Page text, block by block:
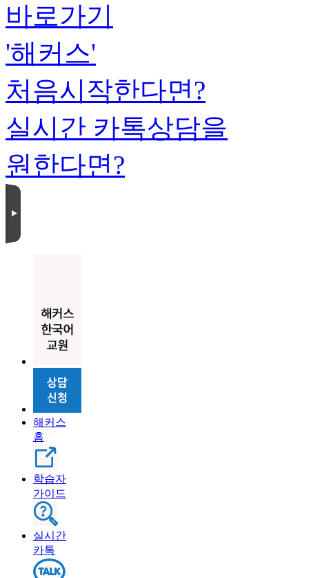
바로가기
'해커스'
처음시작한다면?
실시간 카톡상담을
원한다면?
해커스
홈
학습자
가이드
실시간
카톡